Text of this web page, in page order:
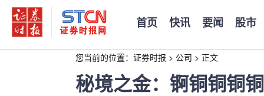
首页 快讯 要闻 股市
您当前的位置： 证券时报 > 公司 > 正文
秘境之金：锕铜铜铜